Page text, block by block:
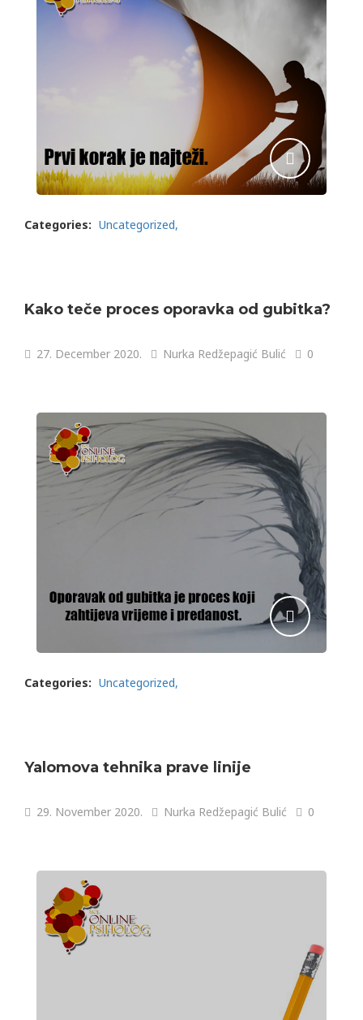
Categories: Uncategorized
Kako teče proces oporavka od gubitka?
27. December 2020. Nurka Redžepagić Bulić 0
Categories: Uncategorized
Yalomova tehnika prave linije
29. November 2020. Nurka Redžepagić Bulić 0